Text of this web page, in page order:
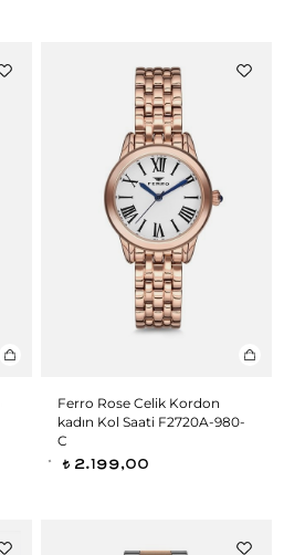
Ferro Rose Celik Kordon
kadın Kol Saati F2720A-980-
C
t 2.199,00